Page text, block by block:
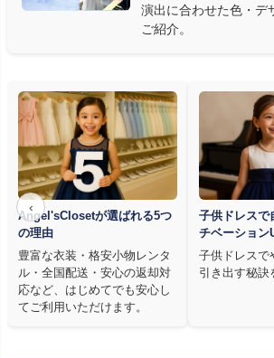
た商品
を多数ご用意しています。演出に合わせた色・デ
ご紹介。
‹
Angel'sClosetが選ばれる5つ
の理由
豊富な衣装・格安小物レンタ
ル・全国配送・安心の返却対
応など、はじめてでも安心し
てご利用いただけます。
子供ドレスで
チベーション
子供ドレスで
引き出す秘訣